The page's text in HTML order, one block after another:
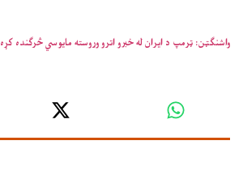
واشنګټن: ټرمپ د ایران له خبرو اترو وروسته مایوسي څرګنده کړه